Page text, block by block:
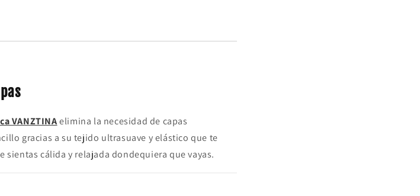
VANZTINAelimina la necesidad de capas
gracias a su tejido ultrasuave y elástico que te
cálida y relajada dondequiera que vayas.